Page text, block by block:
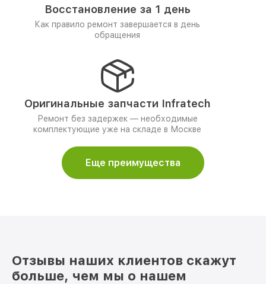
Восстановление за 1 день
Как правило ремонт завершается в день
обращения
Оригинальные запчасти Infratech
Ремонт без задержек — необходимые
комплектующие уже на складе в Москве
Еще преимущества
Отзывы наших клиентов скажут
больше, чем мы о нашем